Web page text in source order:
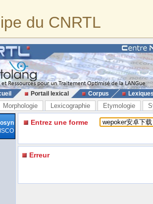
du CNRTL
Portail lexical Corpus
Morphologie Lexicographie Etymologie
Entrez une forme
Erreur